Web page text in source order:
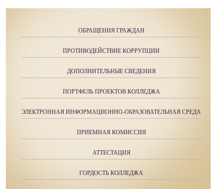
ОБРАЩЕНИЯ ГРАЖДАН
ПРОТИВОДЕЙСТВИЕ КОРРУПЦИИ
ДОПОЛНИТЕЛЬНЫЕ СВЕДЕНИЯ
ПОРТФЕЛЬ ПРОЕКТОВ КОЛЛЕДЖА
ЭЛЕКТРОННАЯ ИНФОРМАЦИОННО-ОБРАЗОВАТЕЛЬНАЯ СРЕДА
ПРИЕМНАЯ КОМИССИЯ
АТТЕСТАЦИЯ
ГОРДОСТЬ КОЛЛЕДЖА